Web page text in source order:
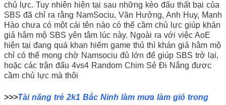
chủ lực. Tuy nhiên hiện tại sau những kèo đấu thất bại của
SBS đã chỉ ra rằng NamSociu, Văn Hưởng, Anh Huy, Mạnh
Hào chưa có một cái tên nào có thể cầm chủ lực giúp khán
giả hâm mộ SBS yên tâm lúc này. Ngoài ra với việc AoE
hiện tại đang quá khan hiếm game thủ thì khán giả hâm mộ
chỉ có thể mong chờ Namsociu đủ lớn để giúp SBS trở lại,
hoặc các trận đấu 4vs4 Random Chim Sẻ Đi Nắng được
cầm chủ lực mà thôi
>>>Tài năng trẻ 2k1 Bắc Ninh làm mưa làm gió trong